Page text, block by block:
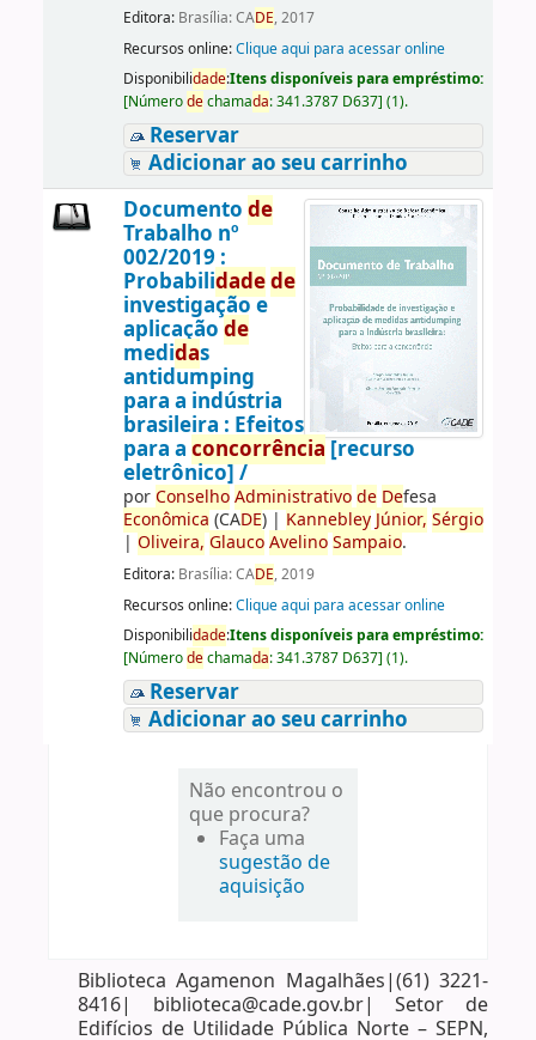
Editora: Brasília: CADE, 2017
Recursos online:Clique aqui para acessar online
Disponibilidade:Itens disponíveis para empréstimo:
[Númerodechamada:341.3787 D637] (1).
Reservar
Adicionar ao seu carrinho
Documento de
Trabalho nº
002/2019 :
Probabilidadede
investigação e
aplicação de
medidas
antidumping
para a indústria
brasileira : Efeitos
para a concorrência [recurso
eletrônico] /
porConselho Administrativo de Defesa
Econômica (CADE)| Kannebley Júnior, Sérgio
| Oliveira, Glauco Avelino Sampaio.
Editora: Brasília: CADE, 2019
Recursos online:Clique aqui para acessar online
Disponibilidade:Itens disponíveis para empréstimo:
[Númerodechamada:341.3787 D637] (1).
Reservar
Adicionar ao seu carrinho
Não encontrou o
que procura?
Faça uma
sugestão de
aquisição
Biblioteca Agamenon Magalhães|(61) 3221-
8416| biblioteca@cade.gov.br| Setor de
Edifícios de Utilidade Pública Norte – SEPN,